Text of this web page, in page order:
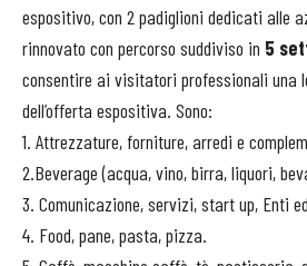
espositivo, con 2 padiglioni dedicati alle
rinnovato con percorso suddiviso in 5
consentire ai visitatori professionali una
dell’offerta espositiva. Sono:
1. Attrezzature, forniture, arredi e
2.Beverage (acqua, vino, birra, liquori,
3. Comunicazione, servizi, start up, Enti
4. Food, pane, pasta, pizza.